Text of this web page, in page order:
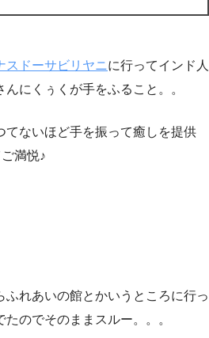
スドーサビリヤニに行ってインド人
にくぅくが手をふること。。
てないほど手を振って癒しを提供
満悦♪
れあいの館とかいうところに行っ
のでそのままスルー。。。